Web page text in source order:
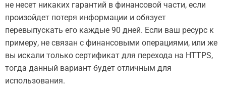
не несет никаких гарантий в финансовой части, если
произойдет потеря информации и обязует
перевыпускать его каждые 90 дней. Если ваш ресурс к
примеру, не связан с финансовыми операциями, или же
вы искали только сертификат для перехода на HTTPS,
тогда данный вариант будет отличным для
использования.